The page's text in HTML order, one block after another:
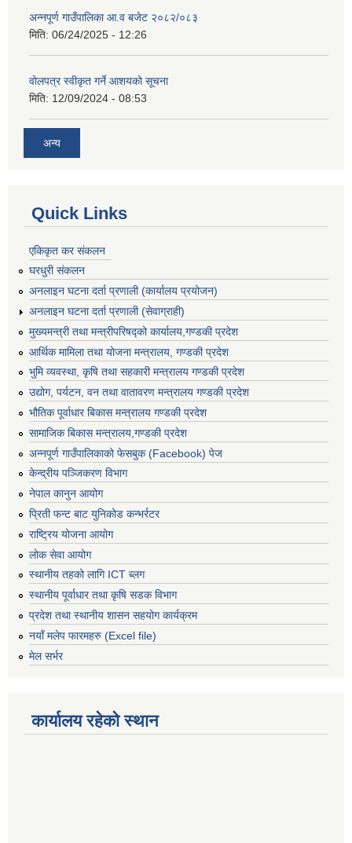
अन्नपूर्ण गाउँपालिका आ.व बजेट २०८२/०८३
मिति: 06/24/2025 - 12:26
वोलपत्र स्वीकृत गर्ने आशयको सूचना
मिति: 12/09/2024 - 08:53
अन्य
Quick Links
एकिकृत कर संकलन
घरधुरी संकलन
अनलाइन घटना दर्ता प्रणाली (कार्यालय प्रयोजन)
अनलाइन घटना दर्ता प्रणाली (सेवाग्राही)
मुख्यमन्त्री तथा मन्त्रीपरिषद्को कार्यालय,गण्डकी प्रदेश
आर्थिक मामिला तथा योजना मन्त्रालय, गण्डकी प्रदेश
भुमि व्यवस्था, कृषि तथा सहकारी मन्त्रालय गण्डकी प्रदेश
उद्योग, पर्यटन, वन तथा वातावरण मन्त्रालय गण्डकी प्रदेश
भौतिक पूर्वाधार बिकास मन्त्रालय गण्डकी प्रदेश
सामाजिक बिकास मन्त्रालय,गण्डकी प्रदेश
अन्नपूर्ण गाउँपालिकाको फेसबुक (Facebook) पेज
केन्द्रीय पञ्जिकरण विभाग
नेपाल कानुन आयोग
प्रिती फन्ट बाट युनिकोड कन्भर्रटर
राष्ट्रिय योजना आयोग
लोक सेवा आयोग
स्थानीय तहको लागि ICT ब्लग
स्थानीय पूर्वाधार तथा कृषि सडक विभाग
प्रदेश तथा स्थानीय शासन सहयोग कार्यक्रम
नयाँ मलेप फारमहरु (Excel file)
मेल सर्भर
कार्यालय रहेको स्थान